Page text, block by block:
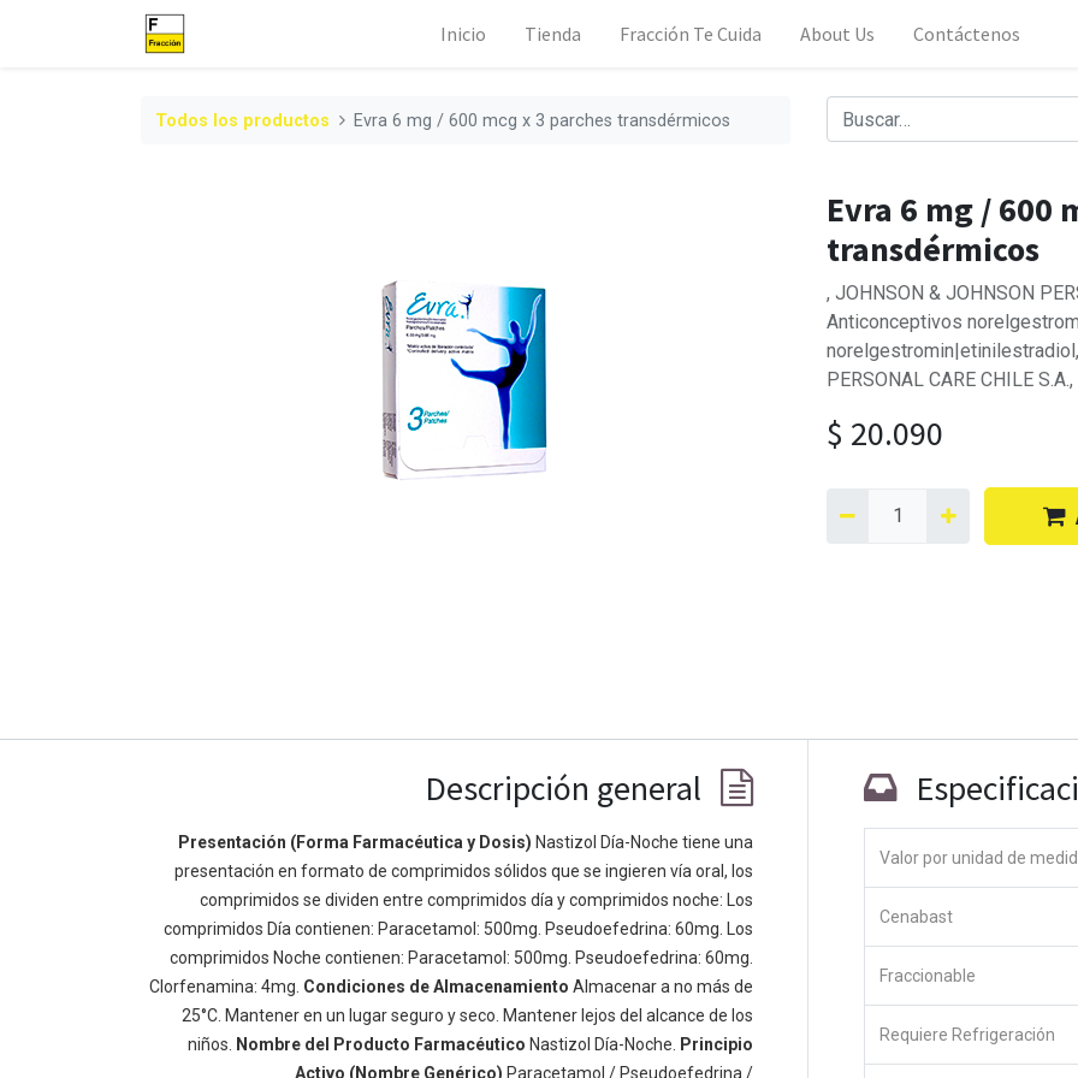
Inicio Tienda Fracción Te Cuida About Us Contáctenos
Todos los productos Evra 6 mg / 600 mcg x 3 parches transdérmicos
Evra 6 mg / 600
transdérmicos
, JOHNSON & JOHNSON
Anticonceptivos
PERSONAL CARE CHILE
$ 20.090
Descripción general
Presentación (Forma Farmacéutica y Dosis) Nastizol Día-Noche tiene una
presentación en formato de comprimidos sólidos que se ingieren vía oral, los
comprimidos se dividen entre comprimidos día y comprimidos noche: Los
comprimidos Día contienen: Paracetamol: 500mg. Pseudoefedrina: 60mg. Los
comprimidos Noche contienen: Paracetamol: 500mg. Pseudoefedrina: 60mg.
Clorfenamina: 4mg. Condiciones de Almacenamiento Almacenar a no más de
25°C. Mantener en un lugar seguro y seco. Mantener lejos del alcance de los
niños.
Nombre del Producto Farmacéutico Nastizol Día-Noche.
Principio
Activo (Nombre Genérico) Paracetamol / Pseudoefedrina /
Valor por unidad de
Cenabast
Fraccionable
Requiere Refrigeración
Enlaces de Ínteres
Inicio
Acerca de
Productos
Servicios
Política de privacidad
Acerca de
Somos un equipo de personas apasionadas cuyo objetivo es
mejorar la vida de todos a través de productos disruptivos.
Construimos grandes productos para resolver sus problemas
de negocio. Nuestros productos están diseñados para
pequeñas y medianas empresas dispuestas a optimizar su
rendimiento.